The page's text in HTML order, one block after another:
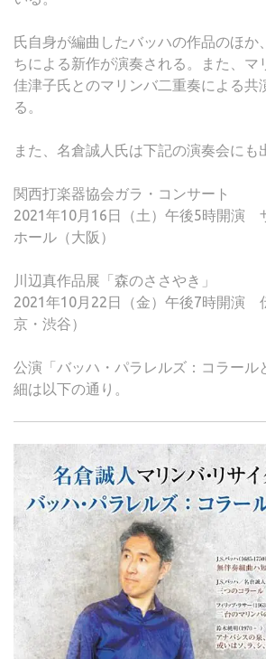
氏自身が編曲したバッハの作品のほか
ちによる新作が演奏される。また、マ
佳津子氏とのマリンバ二重奏による共
る。
また、名倉誠人氏は下記の演奏会にも
関西打楽器協会ガラ・コンサート
2021年10月16日（土）午後5時開演
ホール（大阪）
川辺真作品展「森のささやき」
2021年10月22日（金）午後7時開演
京・渋谷）
公演「バッハ・パラレルズ：コラール
細は以下の通り。